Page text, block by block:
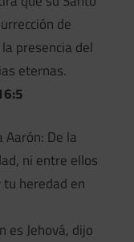
de
presencia del
eternas.
Aarón: De la
ni entre ellos
heredad en
es Jehová, dijo